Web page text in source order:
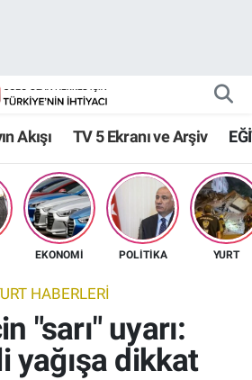
Akışı TV 5 Ekranı ve Arşiv
EKONOMİ POLİTİKA YURT
HABERLERİ
"sarı" uyarı:
yağışa dikkat
Arşiv